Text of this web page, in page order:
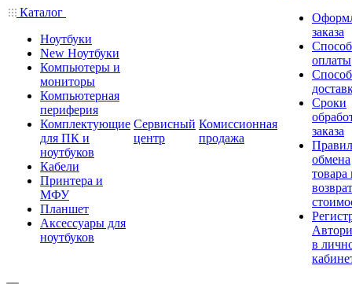
Каталог
Ноутбуки
New Ноутбуки
Компьютеры и
мониторы
Компьютерная
периферия
Комплектующие
для ПК и
ноутбуков
Кабели
Принтера и
МФУ
Планшет
Аксессуары для
ноутбуков
Сервисный
центр
Комиссионная
продажа
заказа
оплаты
Сроки
заказа
обмена
товара
в